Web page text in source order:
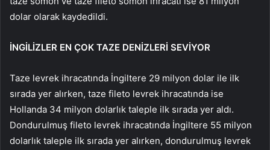
dolar olarak kaydedildi.
İNGİLİZLER EN ÇOK TAZE DENİZLERİ SEVİYOR
Taze levrek ihracatında İngiltere 29 milyon dolar ile ilk
sırada yer alırken, taze fileto levrek ihracatında ise
Hollanda 34 milyon dolarlık taleple ilk sırada yer aldı.
Dondurulmuş fileto levrek ihracatında İngiltere 55 milyon
dolarlık taleple ilk sırada yer alırken, dondurulmuş levrek